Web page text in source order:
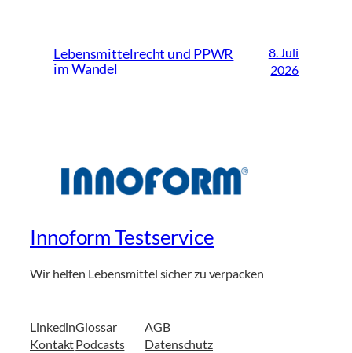
Lebensmittelrecht und PPWR
im Wandel
8. Juli
2026
Innoform Testservice
Wir helfen Lebensmittel sicher zu verpacken
Linkedin
Kontakt
Glossar
Podcasts
AGB
Datenschutz